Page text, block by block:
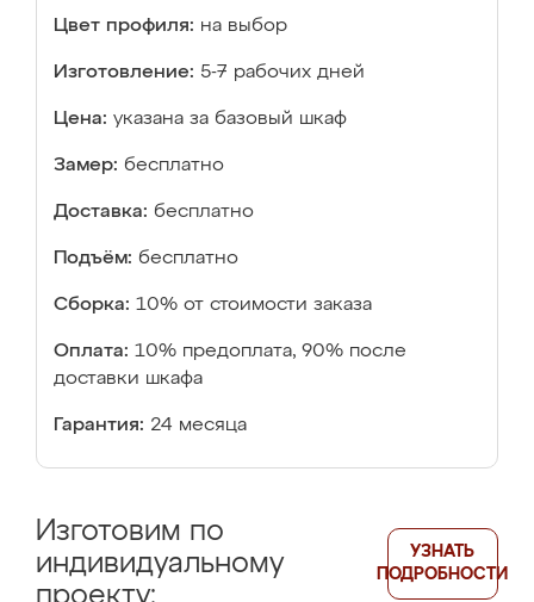
Цвет профиля: на выбор
Изготовление: 5-7 рабочих дней
Цена: указана за базовый шкаф
Замер: бесплатно
Доставка: бесплатно
Подъём: бесплатно
Сборка: 10% от стоимости заказа
Оплата: 10% предоплата, 90% после
доставки шкафа
Гарантия: 24 месяца
Изготовим по
индивидуальному
проекту:
УЗНАТЬ
ПОДРОБНОСТИ